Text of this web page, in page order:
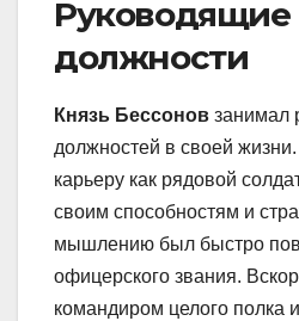
Руководящие
должности
Князь Бессонов занимал
должностей в своей
карьеру как рядовой
своим способностям и
мышлению был быстро
офицерского звания.
командиром целого полка